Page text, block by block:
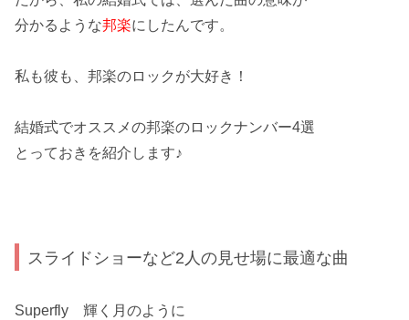
分かるような邦楽にしたんです。
私も彼も、邦楽のロック が大好き！
結婚式でオススメの邦楽のロックナンバー4選
とっておきを紹介します♪
スライドショーなど2人の見せ場に最適な曲
Superfly 輝く月のように